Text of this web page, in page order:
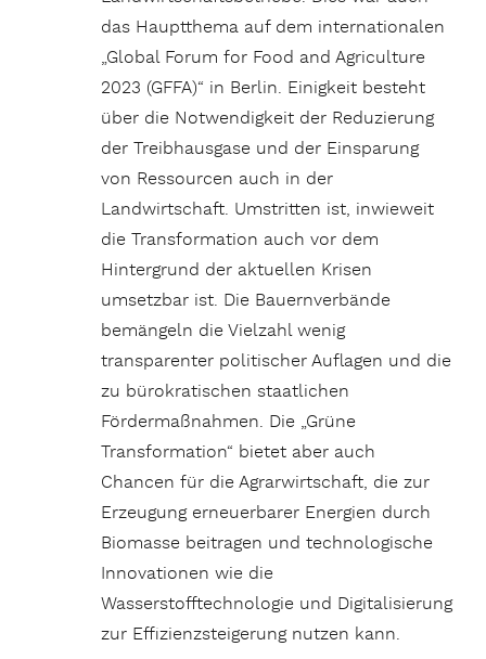
das Hauptthema auf dem internationalen
„Global Forum for Food and Agriculture
2023 (GFFA)“ in Berlin. Einigkeit besteht
über die Notwendigkeit der Reduzierung
der Treibhausgase und der Einsparung
von Ressourcen auch in der
Landwirtschaft. Umstritten ist, inwieweit
die Transformation auch vor dem
Hintergrund der aktuellen Krisen
umsetzbar ist. Die Bauernverbände
bemängeln die Vielzahl wenig
transparenter politischer Auflagen und die
zu bürokratischen staatlichen
Fördermaßnahmen. Die „Grüne
Transformation“ bietet aber auch
Chancen für die Agrarwirtschaft, die zur
Erzeugung erneuerbarer Energien durch
Biomasse beitragen und technologische
Innovationen wie die
Wasserstofftechnologie und Digitalisierung
zur Effizienzsteigerung nutzen kann.